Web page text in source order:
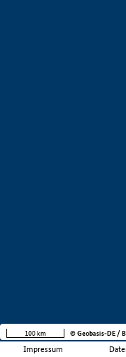
Impressum
100 km © Geobasis-DE /